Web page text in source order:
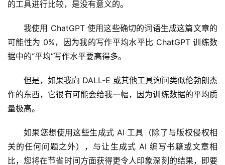
的工具进行比较，是没有意义的。
我使用 ChatGPT 使用这些确切的词语生成这篇文章的
可能性为 0%，因为我的写作平均水平比 ChatGPT 训练数
据中的“平均”写作水平要高得多。
但是，如果我向 DALL-E 或其他工具询问类似伦勃朗杰
作的东西，它很有可能会给我一幅，因为训练数据的平均质
量极高。
如果您想使用这些生成式 AI 工具（除了与版权侵权相
关的任何问题之外），与让生成式 AI 编写书籍或文章相
比，您将在节省时间方面获得更令人印象深刻的结果，即要